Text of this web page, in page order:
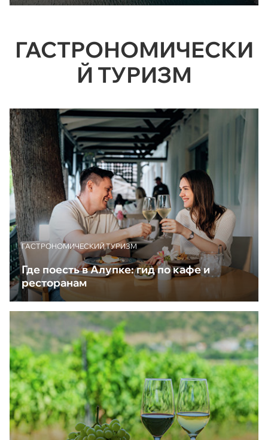
ГАСТРОНОМИЧЕСКИ
Й ТУРИЗМ
ГАСТРОНОМИЧЕСКИЙ ТУРИЗМ
Где поесть в Алупке: гид по кафе и
ресторанам